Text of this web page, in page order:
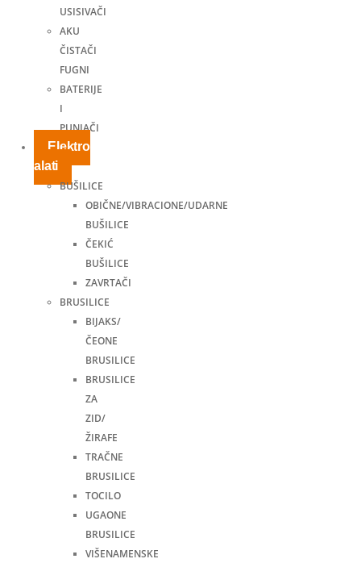
USISIVAČI
AKU
ČISTAČI
FUGNI
BATERIJE
I
PUNJAČI
Elektro
alati
BUŠILICE
OBIČNE/VIBRACIONE/UDARNE
BUŠILICE
ČEKIĆ
BUŠILICE
ZAVRTAČI
BRUSILICE
BIJAKS/
ČEONE
BRUSILICE
BRUSILICE
ZA
ZID/
ŽIRAFE
TRAČNE
BRUSILICE
TOCILO
UGAONE
BRUSILICE
VIŠENAMENSKE